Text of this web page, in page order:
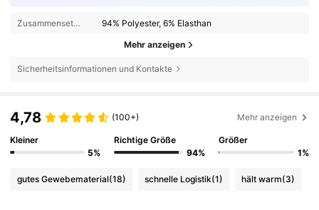
Zusammensetzung: 94% Polyester, 6% Elasthan
Mehr anzeigen
Sicherheitsinformationen und Kontakte
4,78 (100+) Mehr anzeigen
Kleiner
5%
Richtige Größe
94%
Größer
1%
gutes Gewebematerial(18) schnelle Logistik(1) hält warm(3)